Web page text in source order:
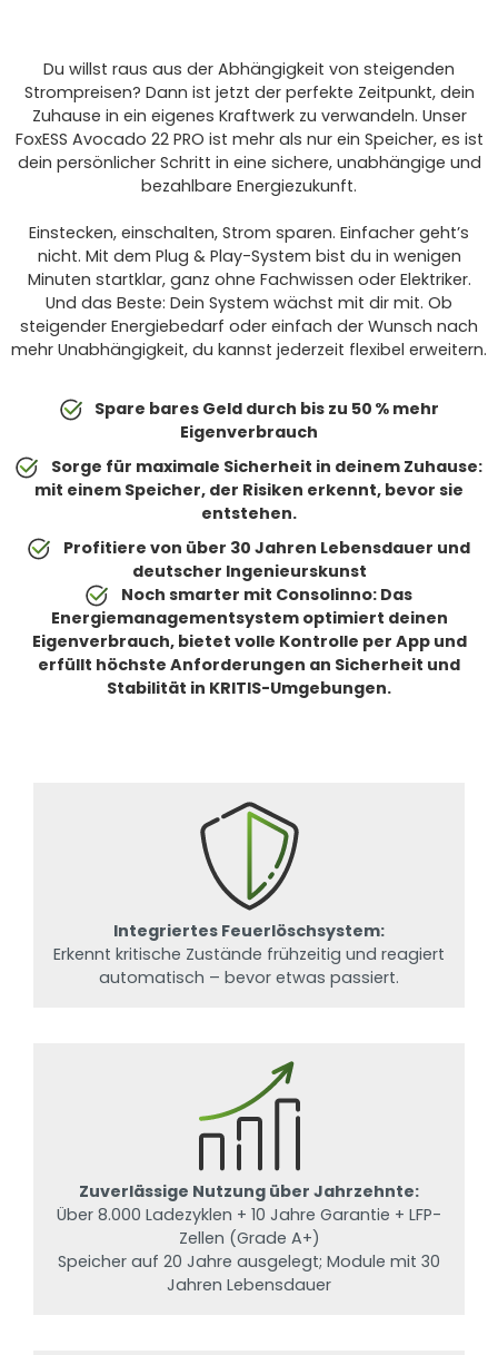
Du willst raus aus der Abhängigkeit von steigenden
Strompreisen? Dann ist jetzt der perfekte Zeitpunkt, dein
Zuhause in ein eigenes Kraftwerk zu verwandeln. Unser
FoxESS Avocado 22 PRO ist mehr als nur ein Speicher, es ist
dein persönlicher Schritt in eine sichere, unabhängige und
bezahlbare Energiezukunft.
Einstecken, einschalten, Strom sparen. Einfacher geht’s
nicht. Mit dem Plug & Play-System bist du in wenigen
Minuten startklar, ganz ohne Fachwissen oder Elektriker.
Und das Beste: Dein System wächst mit dir mit. Ob
steigender Energiebedarf oder einfach der Wunsch nach
mehr Unabhängigkeit, du kannst jederzeit flexibel erweitern.
Spare bares Geld durch bis zu 50 % mehr
Eigenverbrauch
Sorge für maximale Sicherheit in deinem Zuhause:
mit einem Speicher, der Risiken erkennt, bevor sie
entstehen.
Profitiere von über 30 Jahren Lebensdauer und
deutscher Ingenieurskunst
Noch smarter mit Consolinno: Das
Energiemanagementsystem optimiert deinen
Eigenverbrauch, bietet volle Kontrolle per App und
erfüllt höchste Anforderungen an Sicherheit und
Stabilität in KRITIS-Umgebungen.
Integriertes Feuerlöschsystem:
Erkennt kritische Zustände frühzeitig und reagiert
automatisch – bevor etwas passiert.
Zuverlässige Nutzung über Jahrzehnte:
Über 8.000 Ladezyklen + 10 Jahre Garantie + LFP-
Zellen (Grade A+)
Speicher auf 20 Jahre ausgelegt; Module mit 30
Jahren Lebensdauer